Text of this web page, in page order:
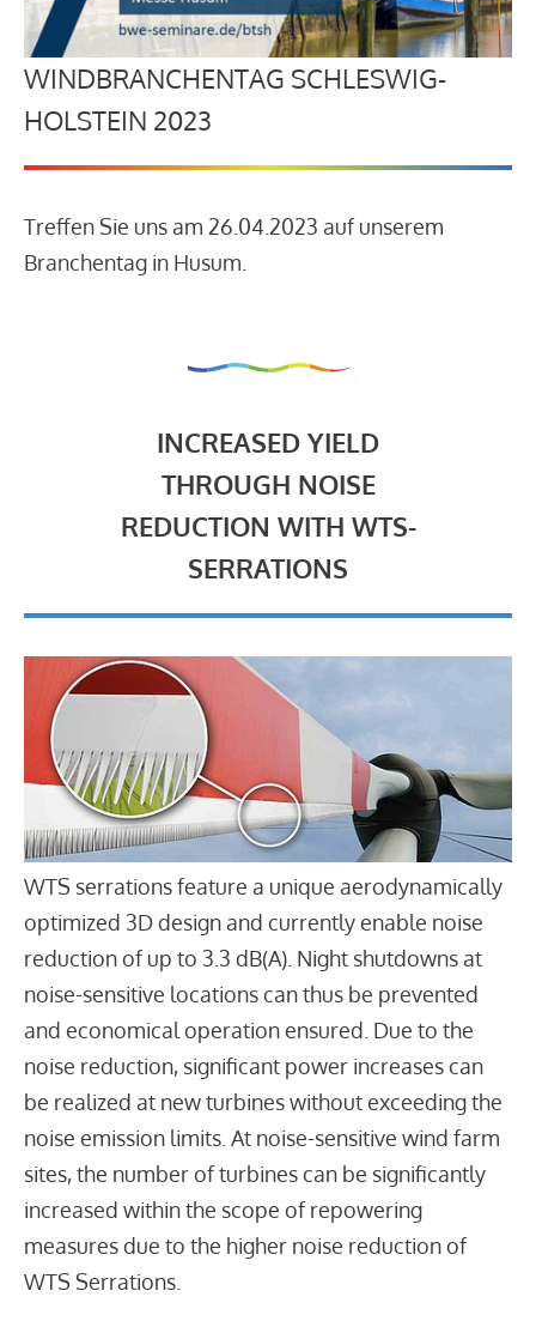
WINDBRANCHENTAG SCHLESWIG-
HOLSTEIN 2023
Treffen Sie uns am 26.04.2023 auf unserem
Branchentag in Husum.
INCREASED YIELD
THROUGH NOISE
REDUCTION WITH WTS-
SERRATIONS
WTS serrations feature a unique aerodynamically
optimized 3D design and currently enable noise
reduction of up to 3.3 dB(A). Night shutdowns at
noise-sensitive locations can thus be prevented
and economical operation ensured. Due to the
noise reduction, significant power increases can
be realized at new turbines without exceeding the
noise emission limits. At noise-sensitive wind farm
sites, the number of turbines can be significantly
increased within the scope of repowering
measures due to the higher noise reduction of
WTS Serrations.